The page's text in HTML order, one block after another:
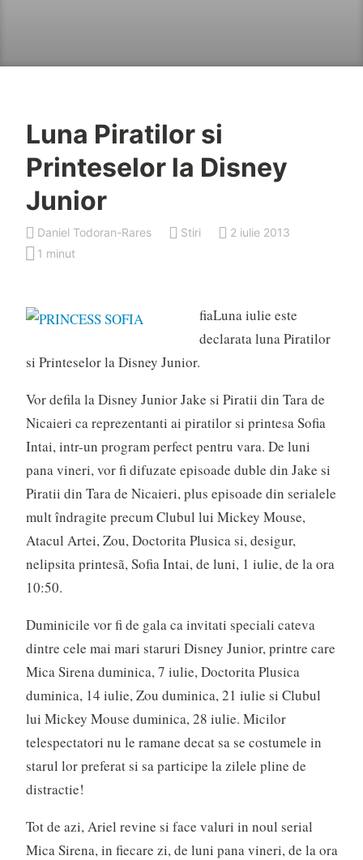
Luna Piratilor si
Printeselor la Disney
Junior
Daniel Todoran-Rares Stiri
2 iulie 2013
1 minut
fiaLuna iulie este
declarata luna Piratilor
si Printeselor la Disney Junior.
Vor defila la Disney Junior Jake si Piratii din Tara de
Nicaieri ca reprezentanti ai piratilor si printesa Sofia
Intai, intr-un program perfect pentru vara. De luni
pana vineri, vor fi difuzate episoade duble din Jake si
Piratii din Tara de Nicaieri, plus episoade din serialele
mult îndragite precum Clubul lui Mickey Mouse,
Atacul Artei, Zou, Doctorita Plusica si, desigur,
nelipsita printesã, Sofia Intai, de luni, 1 iulie, de la ora
10:50.
Duminicile vor fi de gala ca invitati speciali cateva
dintre cele mai mari staruri Disney Junior, printre care
Mica Sirena duminica, 7 iulie, Doctorita Plusica
duminica, 14 iulie, Zou duminica, 21 iulie si Clubul
lui Mickey Mouse duminica, 28 iulie. Micilor
telespectatori nu le ramane decat sa se costumele in
starul lor preferat si sa participe la zilele pline de
distractie!
Tot de azi, Ariel revine si face valuri in noul serial
Mica Sirena, in fiecare zi, de luni pana vineri, de la ora